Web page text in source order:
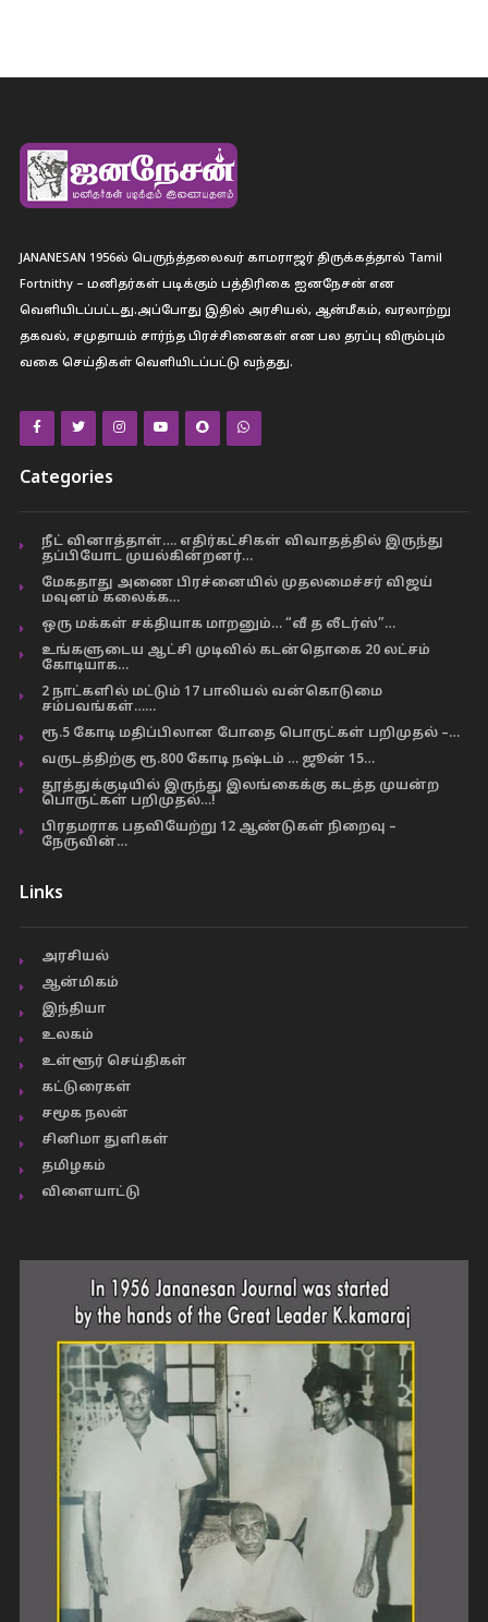
JANANESAN 1956ல் பெருந்த்தலைவர் காமராஜர் திருக்கத்தால் Tamil
Fortnithy – மனிதர்கள் படிக்கும் பத்திரிகை ஐனநேசன் என
வெளியிடப்பட்டது.அப்போது இதில் அரசியல், ஆன்மீகம், வரலாற்று
தகவல், சமுதாயம் சார்ந்த பிரச்சினைகள் என பல தரப்பு விரும்பும்
வகை செய்திகள் வெளியிடப்பட்டு வந்தது.
Categories
நீட் வினாத்தாள்…. எதிர்கட்சிகள் விவாதத்தில் இருந்து
தப்பியோட முயல்கின்றனர்…
மேகதாது அணை பிரச்னையில் முதலமைச்சர் விஜய்
மவுனம் கலைக்க…
ஒரு மக்கள் சக்தியாக மாறனும்… “வீ த லீடர்ஸ்”…
உங்களுடைய ஆட்சி முடிவில் கடன்தொகை 20 லட்சம்
கோடியாக…
2 நாட்களில் மட்டும் 17 பாலியல் வன்கொடுமை
சம்பவங்கள்……
ரூ.5 கோடி மதிப்பிலான போதை பொருட்கள் பறிமுதல் –…
வருடத்திற்கு ரூ.800 கோடி நஷ்டம் … ஜூன் 15…
தூத்துக்குடியில் இருந்து இலங்கைக்கு கடத்த முயன்ற
பொருட்கள் பறிமுதல்…!
பிரதமராக பதவியேற்று 12 ஆண்டுகள் நிறைவு –
நேருவின்…
Links
அரசியல்
ஆன்மிகம்
இந்தியா
உலகம்
உள்ளூர் செய்திகள்
கட்டுரைகள்
சமூக நலன்
சினிமா துளிகள்
தமிழகம்
விளையாட்டு